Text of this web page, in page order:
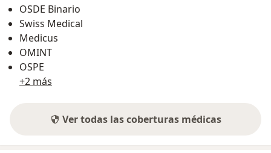
OSDE Binario
Swiss Medical
Medicus
OMINT
OSPE
+2 más
Ver todas las coberturas médicas